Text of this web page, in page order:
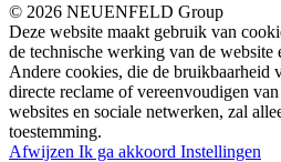
© 2026 NEUENFELD Group
Deze website maakt gebruik van
de technische werking van de website
Andere cookies, die de bruikbaarheid
directe reclame of vereenvoudigen
websites en sociale netwerken, zal
toestemming.
Afwijzen Ik ga akkoord Instellingen